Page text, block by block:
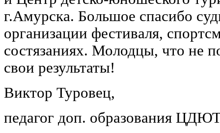
г.Амурска. Большое спасибо
организации фестиваля,
состязаниях. Молодцы, что не
свои результаты!
Виктор Туровец,
педагог доп. образования